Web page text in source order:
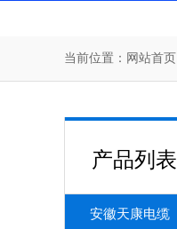
当前位置： 网站首页
产品列表
安徽天康电缆